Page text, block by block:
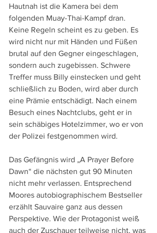
Hautnah ist die Kamera bei dem
folgenden Muay-Thai-Kampf dran.
Keine Regeln scheint es zu geben. Es
wird nicht nur mit Händen und Füßen
brutal auf den Gegner eingeschlagen,
sondern auch zugebissen. Schwere
Treffer muss Billy einstecken und geht
schließlich zu Boden, wird aber durch
eine Prämie entschädigt. Nach einem
Besuch eines Nachtclubs, geht er in
sein schäbiges Hotelzimmer, wo er von
der Polizei festgenommen wird.
Das Gefängnis wird „A Prayer Before
Dawn“ die nächsten gut 90 Minuten
nicht mehr verlassen. Entsprechend
Moores autobiographischem Bestseller
erzählt Sauvaire ganz aus dessen
Perspektive. Wie der Protagonist weiß
auch der Zuschauer teilweise nicht, was